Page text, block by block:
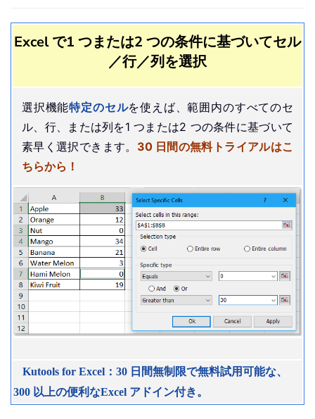
Excel で1 つまたは2 つの条件に基づいてセル
／行／列を選択
選択機能特定のセルを使えば、範囲内のすべてのセ
ル、行、または列を1 つまたは2 つの条件に基づいて
素早く選択できます。 30 日間の無料トライアルはこ
ちらから！
Kutools for Excel：30 日間無制限で無料試用可能な、
300 以上の便利なExcel アドイン付き。